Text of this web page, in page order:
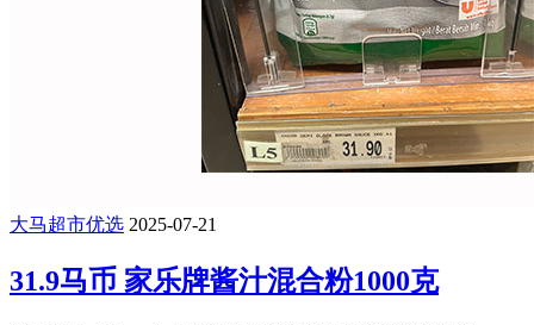
大马超市优选 2025-07-21
31.9马币 家乐牌酱汁混合粉1000克